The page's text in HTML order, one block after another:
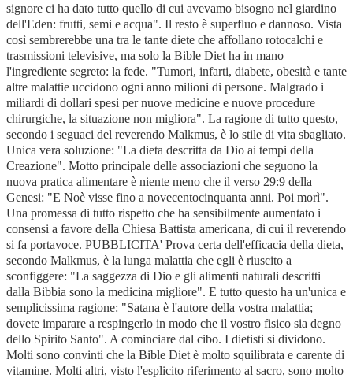
signore ci ha dato tutto quello di cui avevamo bisogno nel giardino
dell'Eden: frutti, semi e acqua". Il resto è superfluo e dannoso. Vista
così sembrerebbe una tra le tante diete che affollano rotocalchi e
trasmissioni televisive, ma solo la Bible Diet ha in mano
l'ingrediente segreto: la fede. "Tumori, infarti, diabete, obesità e tante
altre malattie uccidono ogni anno milioni di persone. Malgrado i
miliardi di dollari spesi per nuove medicine e nuove procedure
chirurgiche, la situazione non migliora". La ragione di tutto questo,
secondo i seguaci del reverendo Malkmus, è lo stile di vita sbagliato.
Unica vera soluzione: "La dieta descritta da Dio ai tempi della
Creazione". Motto principale delle associazioni che seguono la
nuova pratica alimentare è niente meno che il verso 29:9 della
Genesi: "E Noè visse fino a novecentocinquanta anni. Poi morì".
Una promessa di tutto rispetto che ha sensibilmente aumentato i
consensi a favore della Chiesa Battista americana, di cui il reverendo
si fa portavoce. PUBBLICITA' Prova certa dell'efficacia della dieta,
secondo Malkmus, è la lunga malattia che egli è riuscito a
sconfiggere: "La saggezza di Dio e gli alimenti naturali descritti
dalla Bibbia sono la medicina migliore". E tutto questo ha un'unica e
semplicissima ragione: "Satana è l'autore della vostra malattia;
dovete imparare a respingerlo in modo che il vostro fisico sia degno
dello Spirito Santo". A cominciare dal cibo. I dietisti si dividono.
Molti sono convinti che la Bible Diet è molto squilibrata e carente di
vitamine. Molti altri, visto l'esplicito riferimento al sacro, sono molto